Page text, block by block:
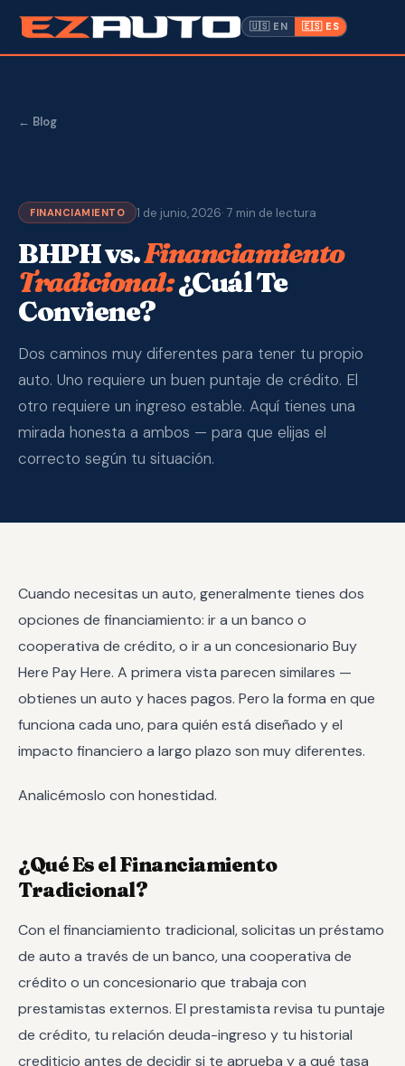
✓ Crédito Malo OK· Aprobado en 10 Minutos · Sin Consulta de
Crédito · 📍 1612 W. Memorial Blvd, Lakeland FL
🇺🇸 EN 🇪🇸 ES
CPI
Servicio y Reparación
Contacto
Aplicar — Aprobación en 10 Min →
← Blog
FINANCIAMIENTO 1 de junio, 2026· 7 min de lectura
BHPH vs.Financiamiento
Tradicional:¿Cuál Te
Conviene?
Dos caminos muy diferentes para tener tu propio
auto. Uno requiere un buen puntaje de crédito. El
otro requiere un ingreso estable. Aquí tienes una
mirada honesta a ambos — para que elijas el
correcto según tu situación.
Cuando necesitas un auto, generalmente tienes dos
opciones de financiamiento: ir a un banco o
cooperativa de crédito, o ir a un concesionario Buy
Here Pay Here. A primera vista parecen similares —
obtienes un auto y haces pagos. Pero la forma en que
funciona cada uno, para quién está diseñado y el
impacto financiero a largo plazo son muy diferentes.
Analicémoslo con honestidad.
¿Qué Es el Financiamiento
Tradicional?
Con el financiamiento tradicional, solicitas un préstamo
de auto a través de un banco, una cooperativa de
crédito o un concesionario que trabaja con
prestamistas externos. El prestamista revisa tu puntaje
de crédito, tu relación deuda-ingreso y tu historial
crediticio antes de decidir si te aprueba y a qué tasa